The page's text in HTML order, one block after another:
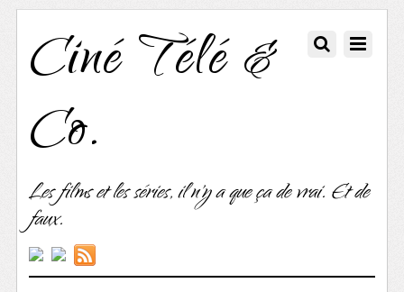
Ciné Télé &
Co.
Les films et les séries, il n'y a que ça de vrai. Et de
faux.